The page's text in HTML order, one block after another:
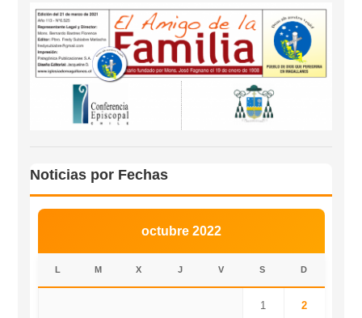
Noticias por Fechas
octubre 2022
L M X J V S D
1 2